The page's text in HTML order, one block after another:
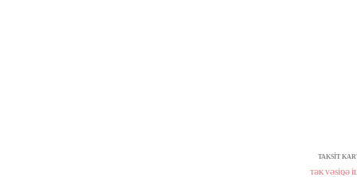
TAKSİT
TƏK VƏSİQƏ